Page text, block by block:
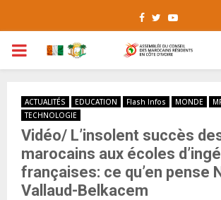
Facebook
TwitterYoutube
PRIMARY
ACTUALITÉS EDUCATION Flash Infos MONDE
TECHNOLOGIE
Vidéo/ L’insolent succès
marocains aux écoles
françaises: ce qu’en pense
Vallaud-Belkacem